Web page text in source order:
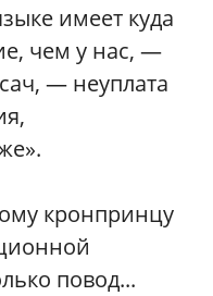
имеет куда
чем у нас, —
— неуплата
кронпринцу
повод...